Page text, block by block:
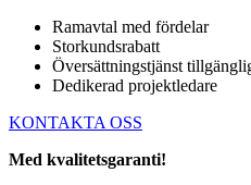
Ramavtal med fördelar
Storkundsrabatt
Översättningstjänst
Dedikerad projektledare
KONTAKTA OSS
Med kvalitetsgaranti!